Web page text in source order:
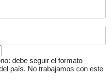
debe seguir el formato
país. No trabajamos con este